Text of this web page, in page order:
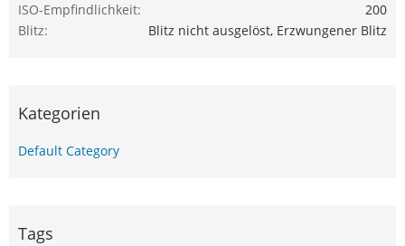
ISO-Empfindlichkeit
200
Blitz
Blitz nicht ausgelöst, Erzwungener Blitz
Kategorien
Default Category
Tags